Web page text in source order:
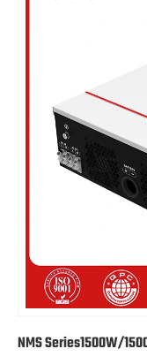
NMS Series1500W/